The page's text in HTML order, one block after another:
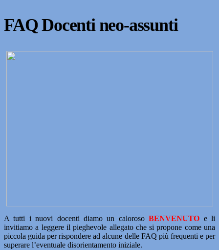
FAQ Docenti neo-assunti
A tutti i nuovi docenti diamo un calorosoBENVENUTO e li
invitiamo a leggere il pieghevole allegato che si propone come una
piccola guida per rispondere ad alcune delle FAQ più frequenti e per
superare l’eventuale disorientamento iniziale.